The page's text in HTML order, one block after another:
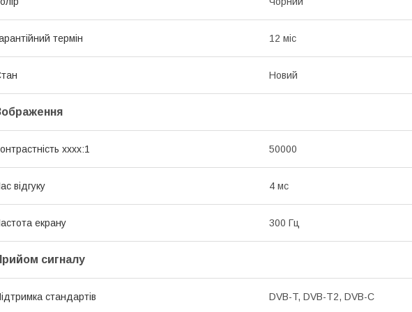
термін 12 міс
Новий
хххх:1 50000
відгуку 4 мс
екрану 300 Гц
сигналу
стандартів DVB-T, DVB-T2, DVB-C